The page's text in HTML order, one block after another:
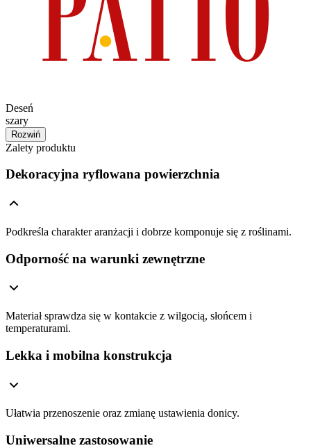
Deseń
szary
Rozwiń
Zalety produktu
Dekoracyjna ryflowana powierzchnia
Podkreśla charakter aranżacji i dobrze komponuje się z roślinami.
Odporność na warunki zewnętrzne
Materiał sprawdza się w kontakcie z wilgocią, słońcem i
temperaturami.
Lekka i mobilna konstrukcja
Ułatwia przenoszenie oraz zmianę ustawienia donicy.
Uniwersalne zastosowanie